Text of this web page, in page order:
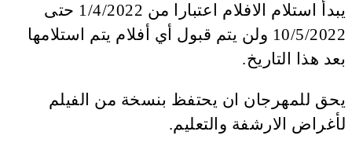
يبدأ استلام الافلام اعتبارا من 1/4/2022 حتى
10/5/2022 ولن يتم قبول أي أفلام يتم استلامها
بعد هذا التاريخ.
يحق للمهرجان ان يحتفظ بنسخة من الفيلم
لأغراض الارشفة والتعليم.